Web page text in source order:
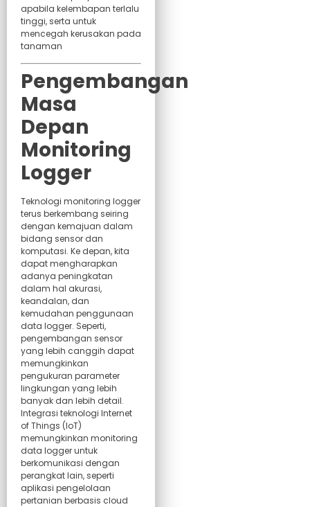
apabila kelembapan terlalu
tinggi, serta untuk
mencegah kerusakan pada
tanaman
Pengembangan
Masa
Depan
Monitoring
Logger
Teknologi monitoring logger
terus berkembang seiring
dengan kemajuan dalam
bidang sensor dan
komputasi. Ke depan, kita
dapat mengharapkan
adanya peningkatan
dalam hal akurasi,
keandalan, dan
kemudahan penggunaan
data logger. Seperti,
pengembangan sensor
yang lebih canggih dapat
memungkinkan
pengukuran parameter
lingkungan yang lebih
banyak dan lebih detail.
Integrasi teknologi Internet
of Things (IoT)
memungkinkan monitoring
data logger untuk
berkomunikasi dengan
perangkat lain, seperti
aplikasi pengelolaan
pertanian berbasis cloud